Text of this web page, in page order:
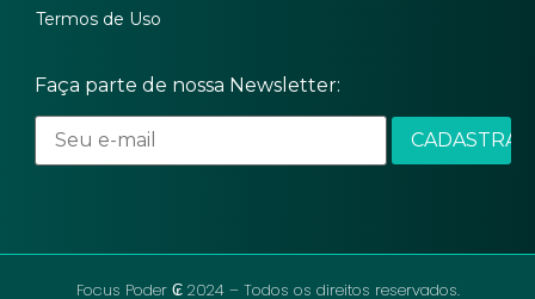
Termos de Uso
Faça parte de nossa Newsletter:
Focus Poder ₢ 2024 – Todos os direitos reservados.